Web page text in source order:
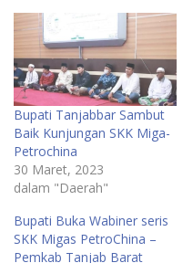
Bupati Tanjabbar Sambut
Baik Kunjungan SKK Miga-
Petrochina
30 Maret, 2023
dalam "Daerah"
Bupati Buka Wabiner seris
SKK Migas PetroChina –
Pemkab Tanjab Barat